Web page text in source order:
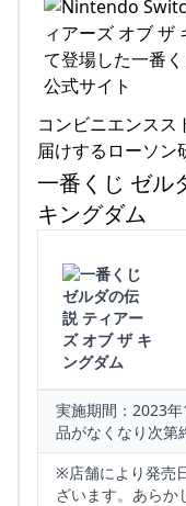
コンビニエンスス
届けするローソン
一番くじ ゼル
キングダム
実施期間：2023
品がなくなり次第
※店舗により発売
ざいます。あらか